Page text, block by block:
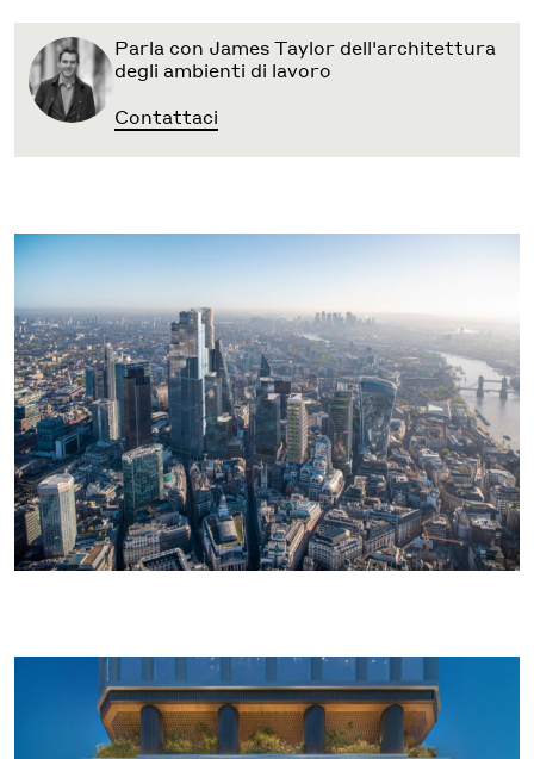
Parla con James Taylor dell'architettura
degli ambienti di lavoro
Contattaci